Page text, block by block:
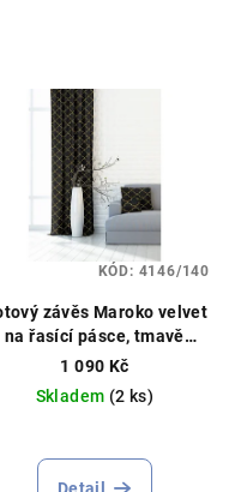
závěs Maroko velvet
na řasící pásce, tmavě
zeleno-zlatý 140×250 cm
Hotový závěs na řasící
pásce, moderní vzor
1 090 Kč
Skladem (2 ks)
KÓD: 4146/140